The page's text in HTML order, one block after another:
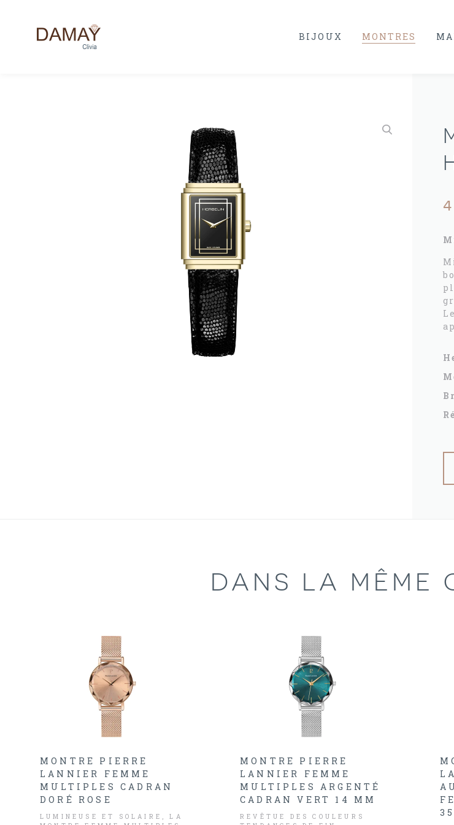
BIJOUX MONTRES
DANS LA MÊME
MONTRE PIERRE
LANNIER FEMME
MULTIPLES CADRAN
DORÉ ROSE
LUMINEUSE ET SOLAIRE, LA
MONTRE PIERRE
LANNIER FEMME
MULTIPLES ARGENTÉ
CADRAN VERT 14 MM
REVÊTUE DES COULEURS